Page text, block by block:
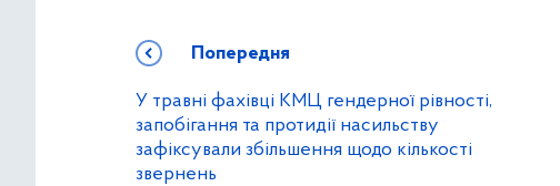
Попередня
У травні фахівці КМЦ гендерної рівності,
запобігання та протидії насильству
зафіксували збільшення щодо кількості
звернень